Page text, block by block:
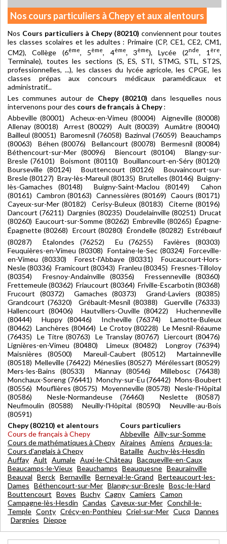
Nos cours particuliers à Chepy et aux alentours
Nos Cours particuliers à Chepy (80210) conviennent pour toutes
les classes scolaires et les adultes : Primaire (CP, CE1, CE2, CM1,
CM2), Collège (6ème, 5ème, 4ème, 3ème), Lycée (2nde, 1 ère,
Terminale), toutes les sections (S, ES, STI, STMG, STL, ST2S,
professionnelles, ...), les classes du lycée agricole, les CPGE, les
classes prépas aux concours médicaux paramédicaux et
administratif...
Les communes autour de Chepy (80210) dans lesquelles nous
intervenons pour des cours de français à Chepy:
Abbeville (80001) Acheux-en-Vimeu (80004) Aigneville (80008)
Allenay (80018) Arrest (80029) Ault (80039) Aumâtre (80040)
Bailleul (80051) Baromesnil (76058) Bazinval (76059) Beauchamps
(80063) Béhen (80076) Bellancourt (80078) Bermesnil (80084)
Béthencourt-sur-Mer (80096) Biencourt (80104) Blangy-sur-
Bresle (76101) Boismont (80110) Bouillancourt-en-Séry (80120)
Bourseville (80124) Bouttencourt (80126) Bouvaincourt-sur-
Bresle (80127) Bray-lès-Mareuil (80135) Brutelles (80146) Buigny-
lès-Gamaches (80148) Buigny-Saint-Maclou (80149) Cahon
(80161) Cambron (80163) Cannessières (80169) Caours (80171)
Cayeux-sur-Mer (80182) Cerisy-Buleux (80183) Citerne (80196)
Dancourt (76211) Dargnies (80235) Doudelainville (80251) Drucat
(80260) Eaucourt-sur-Somme (80262) Embreville (80265) Épagne-
Épagnette (80268) Ercourt (80280) Érondelle (80282) Estrébœuf
(80287) Étalondes (76252) Eu (76255) Favières (80303)
Feuquières-en-Vimeu (80308) Fontaine-le-Sec (80324) Forceville-
en-Vimeu (80330) Forest-l'Abbaye (80331) Foucaucourt-Hors-
Nesle (80336) Framicourt (80343) Franleu (80345) Fresnes-Tilloloy
(80354) Fresnoy-Andainville (80356) Fressenneville (80360)
Frettemeule (80362) Friaucourt (80364) Friville-Escarbotin (80368)
Frucourt (80372) Gamaches (80373) Grand-Laviers (80385)
Grandcourt (76320) Grébault-Mesnil (80388) Guerville (76333)
Hallencourt (80406) Hautvillers-Ouville (80422) Huchenneville
(80444) Huppy (80446) Incheville (76374) Lamotte-Buleux
(80462) Lanchères (80464) Le Crotoy (80228) Le Mesnil-Réaume
(76435) Le Titre (80763) Le Translay (80767) Liercourt (80476)
Lignières-en-Vimeu (80480) Limeux (80482) Longroy (76394)
Maisnières (80500) Mareuil-Caubert (80512) Martainneville
(80518) Melleville (76422) Méneslies (80527) Mérélessart (80529)
Mers-les-Bains (80533) Miannay (80546) Millebosc (76438)
Monchaux-Soreng (76441) Monchy-sur-Eu (76442) Mons-Boubert
(80556) Mouflières (80575) Moyenneville (80578) Nesle-l'Hôpital
(80586) Nesle-Normandeuse (76460) Neslette (80587)
Neufmoulin (80588) Neuilly-l'Hôpital (80590) Neuville-au-Bois
(80591)
Chepy (80210) et alentours
Cours de français à Chepy
Cours de mathématiques à Chepy
Cours d'anglais à Chepy
Cours particuliers
Abbeville Ailly-sur-Somme
Airaines Amiens Arques-la-
Bataille Auchy-lès-Hesdin
Auffay Ault Aumale Auxi-le-Château Bacqueville-en-Caux
Beaucamps-le-Vieux Beauchamps Beauquesne Beaurainville
Beauval Berck Bernaville Berneval-le-Grand Berteaucourt-les-
Dames Béthencourt-sur-Mer Blangy-sur-Bresle Bosc-le-Hard
Bouttencourt Boves Buchy Cagny Camiers Camon
Campagne-lès-Hesdin Candas Cayeux-sur-Mer Conchil-le-
Temple Conty Crécy-en-Ponthieu Criel-sur-Mer Cucq Dannes
Dargnies Dieppe